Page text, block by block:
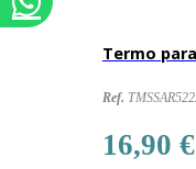
Termo
Ref.
16,90 €